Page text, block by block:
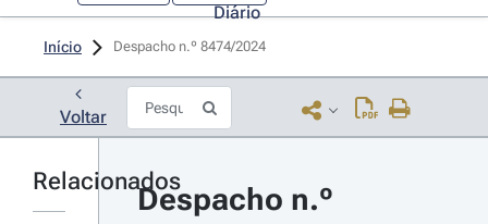
Diário
Início Despacho n.º 8474/2024
Voltar
Relacionados
Despacho n.º